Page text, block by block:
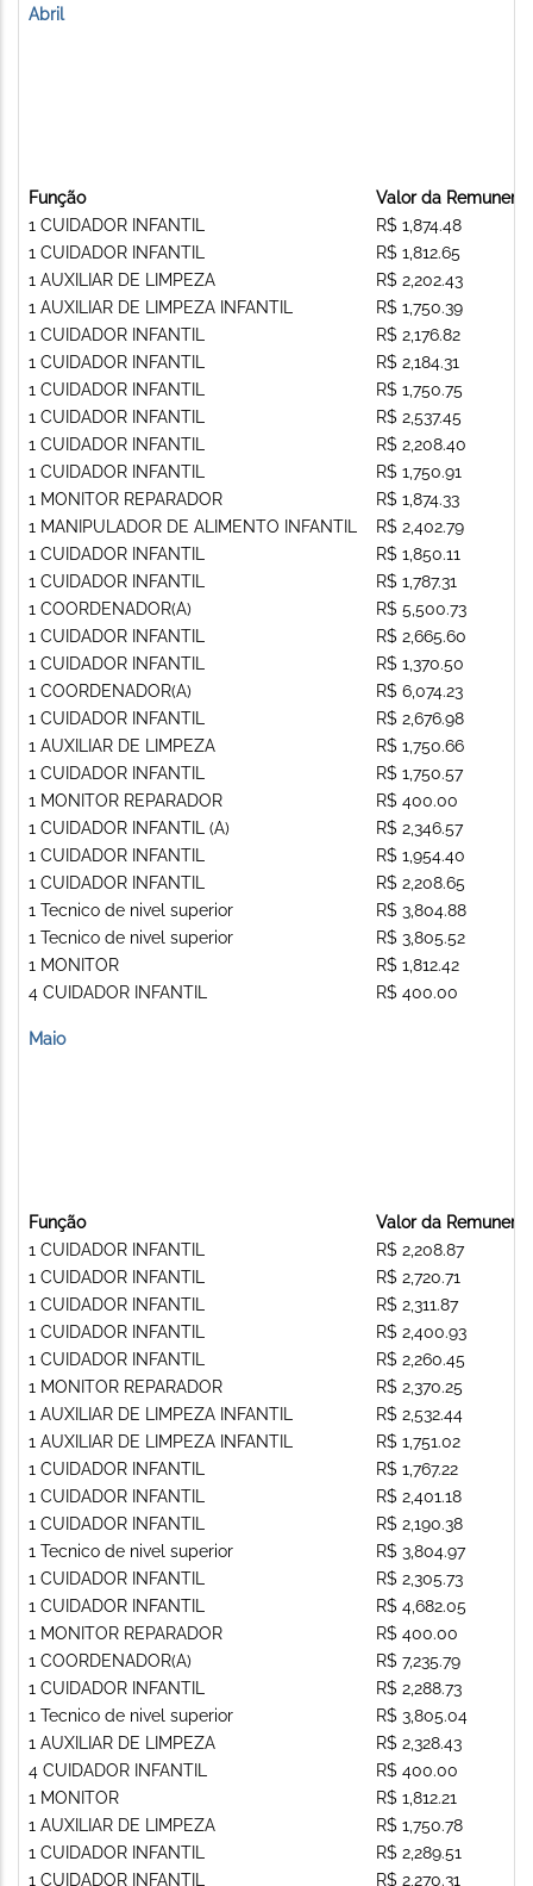
Abril
Função
1 CUIDADOR INFANTIL
1 CUIDADOR INFANTIL
1 AUXILIAR DE LIMPEZA
1 AUXILIAR DE LIMPEZA INFANTIL
1 CUIDADOR INFANTIL
1 CUIDADOR INFANTIL
1 CUIDADOR INFANTIL
1 CUIDADOR INFANTIL
1 CUIDADOR INFANTIL
1 CUIDADOR INFANTIL
1 MONITOR REPARADOR
1 MANIPULADOR DE ALIMENTO INFANTIL
1 CUIDADOR INFANTIL
1 CUIDADOR INFANTIL
1 COORDENADOR(A)
1 CUIDADOR INFANTIL
1 CUIDADOR INFANTIL
1 COORDENADOR(A)
1 CUIDADOR INFANTIL
1 AUXILIAR DE LIMPEZA
1 CUIDADOR INFANTIL
1 MONITOR REPARADOR
1 CUIDADOR INFANTIL (A)
1 CUIDADOR INFANTIL
1 CUIDADOR INFANTIL
1 Tecnico de nivel superior
1 Tecnico de nivel superior
1 MONITOR
4 CUIDADOR INFANTIL
Valor da
R$ 1,874.48
R$ 1,812.65
R$ 2,202.43
R$ 1,750.39
R$ 2,176.82
R$ 2,184.31
R$ 1,750.75
R$ 2,537.45
R$ 2,208.40
R$ 1,750.91
R$ 1,874.33
R$ 2,402.79
R$ 1,850.11
R$ 1,787.31
R$ 5,500.73
R$ 2,665.60
R$ 1,370.50
R$ 6,074.23
R$ 2,676.98
R$ 1,750.66
R$ 1,750.57
R$ 400.00
R$ 2,346.57
R$ 1,954.40
R$ 2,208.65
R$ 3,804.88
R$ 3,805.52
R$ 1,812.42
R$ 400.00
Maio
Função
1 CUIDADOR INFANTIL
1 CUIDADOR INFANTIL
1 CUIDADOR INFANTIL
1 CUIDADOR INFANTIL
1 CUIDADOR INFANTIL
1 MONITOR REPARADOR
1 AUXILIAR DE LIMPEZA INFANTIL
1 AUXILIAR DE LIMPEZA INFANTIL
1 CUIDADOR INFANTIL
1 CUIDADOR INFANTIL
1 CUIDADOR INFANTIL
1 Tecnico de nivel superior
1 CUIDADOR INFANTIL
1 CUIDADOR INFANTIL
1 MONITOR REPARADOR
1 COORDENADOR(A)
1 CUIDADOR INFANTIL
1 Tecnico de nivel superior
1 AUXILIAR DE LIMPEZA
4 CUIDADOR INFANTIL
1 MONITOR
1 AUXILIAR DE LIMPEZA
1 CUIDADOR INFANTIL
1 CUIDADOR INFANTIL
Valor da
R$ 2,208.87
R$ 2,720.71
R$ 2,311.87
R$ 2,400.93
R$ 2,260.45
R$ 2,370.25
R$ 2,532.44
R$ 1,751.02
R$ 1,767.22
R$ 2,401.18
R$ 2,190.38
R$ 3,804.97
R$ 2,305.73
R$ 4,682.05
R$ 400.00
R$ 7,235.79
R$ 2,288.73
R$ 3,805.04
R$ 2,328.43
R$ 400.00
R$ 1,812.21
R$ 1,750.78
R$ 2,289.51
R$ 2,270.31